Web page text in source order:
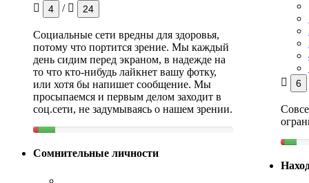
4 / 24
Социальные сети вредны для здоровья,
потому что портится зрение. Мы каждый
день сидим перед экраном, в надежде на
то что кто-нибудь лайкнет вашу фотку,
или хотя бы напишет сообщение. Мы
просыпаемся и первым делом заходит в
соц.сети, не задумываясь о нашем зрении.
Сомнительные личности
6